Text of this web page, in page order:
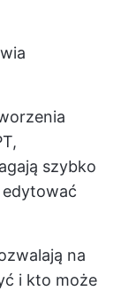
szybko
na
i kto może